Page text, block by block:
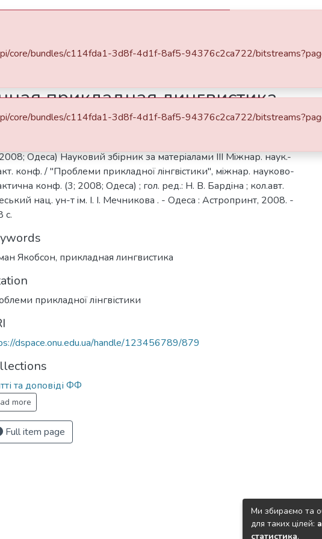
ФФ
прикладная лингвистика
Одеса) Науковий збiрник за матерiалами III Мiжнар. наук.-
конф. / "Проблеми прикладної лiнгвiстики", мiжнар. науково-
конф. (3; 2008; Одеса) ; гол. ред.: Н. В. Бардiна ; кол.авт.
нац. ун-т iм. I. I. Мечникова . - Одеса : Астропринт, 2008. -
с.
Якобсон, прикладная лингвистика
прикладної лінгвістики
dspace.onu.edu.ua/handle/123456789/879
та доповіді ФФ
more
Full item page
core/bundles/c114fda1-3d8f-4d1f-8af5-94376c2ca722/
core/bundles/c114fda1-3d8f-4d1f-8af5-94376c2ca722/
Ми збираємо та
для таких цілей:
статистика.